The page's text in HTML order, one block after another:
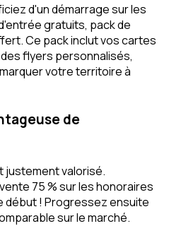
d'un démarrage sur les
gratuits, pack de
Ce pack inclut vos cartes
flyers personnalisés,
votre territoire à
de
justement valorisé.
75 % sur les honoraires
début ! Progressez ensuite
sur le marché.